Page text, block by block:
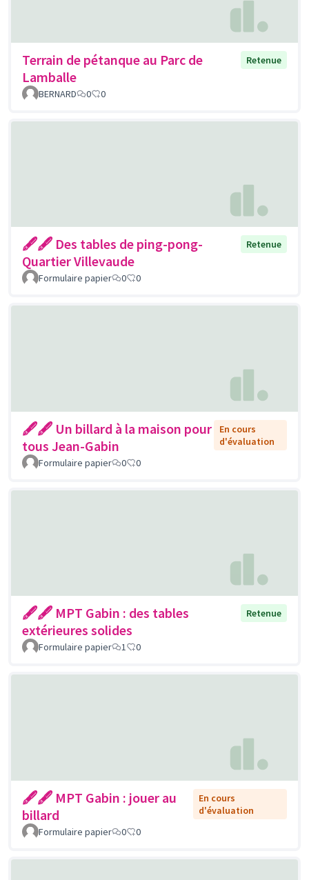
Terrain de pétanque au Parc de
Lamballe
Retenue
BERNARD 0 0
🖋🖋 Des tables de ping-pong-
Quartier Villevaude
Retenue
Formulaire papier 0 0
🖋🖋 Un billard à la maison pour
tous Jean-Gabin
En cours
d'évaluation
Formulaire papier
0 0
🖋🖋 MPT Gabin : des tables
extérieures solides
Retenue
Formulaire papier 1 0
🖋🖋 MPT Gabin : jouer au
billard
En cours
d'évaluation
Formulaire papier
0 0